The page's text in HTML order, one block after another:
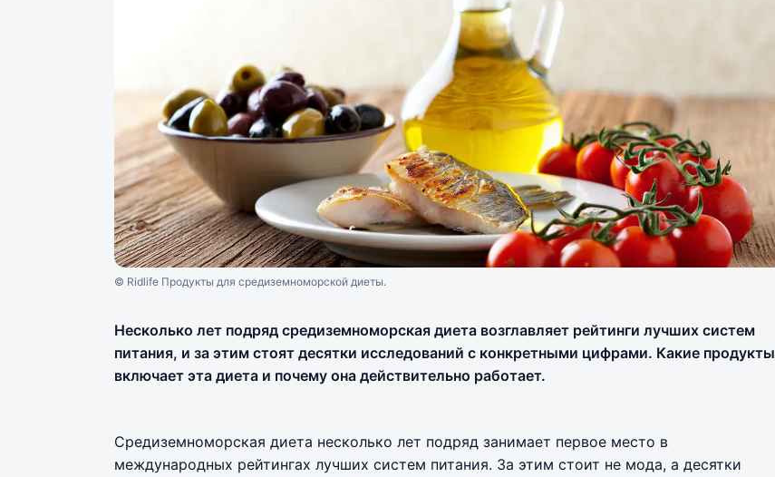
© Ridlife Продукты для средиземноморской диеты.
Несколько лет подряд средиземноморская диета возглавляет рейтинги лучших систем
питания, и за этим стоят десятки исследований с конкретными цифрами. Какие продукты
включает эта диета и почему она действительно работает.
Средиземноморская диета несколько лет подряд занимает первое место в
международных рейтингах лучших систем питания. За этим стоит не мода, а десятки